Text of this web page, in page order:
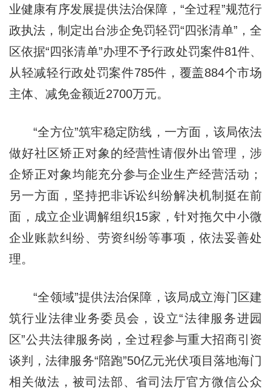
业健康有序发展提供法治保障，“全过程”规范行
政执法，制定出台涉企免罚轻罚“四张清单”，全
区依据“四张清单”办理不予行政处罚案件81件、
从轻减轻行政处罚案件785件，覆盖884个市场
主体、减免金额近2700万元。
“全方位”筑牢稳定防线，一方面，该局依法
做好社区矫正对象的经营性请假外出管理，涉
企矫正对象均能充分参与企业生产经营活动；
另一方面，坚持把非诉讼纠纷解决机制挺在前
面，成立企业调解组织15家，针对拖欠中小微
企业账款纠纷、劳资纠纷等事项，依法妥善处
理。
“全领域”提供法治保障，该局成立海门区建
筑行业法律业务委员会，设立“法律服务进园
区”公共法律服务岗，全过程参与重大招商引资
谈判，法律服务“陪跑”50亿元光伏项目落地海门
相关做法，被司法部、省司法厅官方微信公众